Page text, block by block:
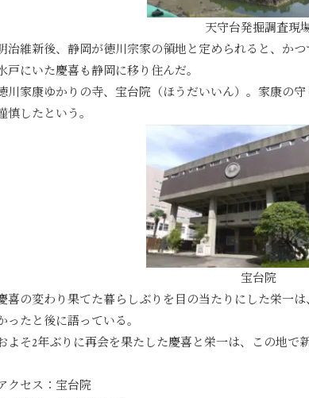
天守台発掘調査現
治維新後、静岡が徳川宗家の領地と定められると、かつ
戸にいた慶喜も静岡に移り住んだ。
川家康ゆかりの寺、宝台院（ほうだいいん）。家康の
慎したという。
宝台院
喜の変わり果てた暮らしぶりを目の当たりにした栄一
ったと後に語っている。
よそ2年ぶりに再会を果たした慶喜と栄一は、この地で
クセス：宝台院